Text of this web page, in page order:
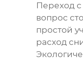
Переход
вопрос
простой
расход